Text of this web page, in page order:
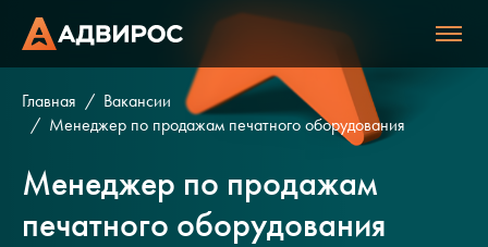
Главная
Вакансии
Менеджер по продажам печатного оборудования
Менеджер по продажам
печатного оборудования